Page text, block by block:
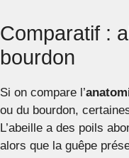
Comparatif :
bourdon
Si on compare l’
ou du bourdon,
L’abeille a des poils
alors que la guêpe